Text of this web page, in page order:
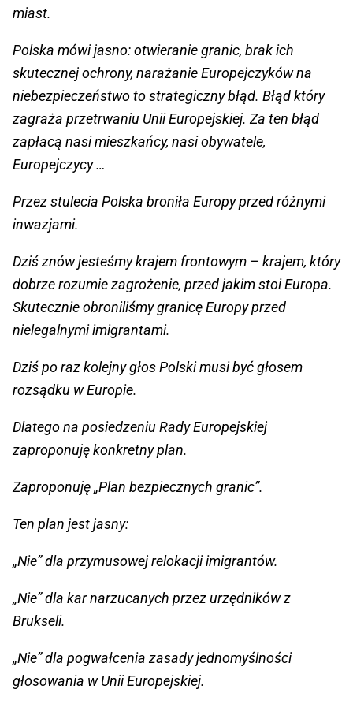
miast.
Polska mówi jasno: otwieranie granic, brak ich
skutecznej ochrony, narażanie Europejczyków na
niebezpieczeństwo to strategiczny błąd. Błąd który
zagraża przetrwaniu Unii Europejskiej. Za ten błąd
zapłacą nasi mieszkańcy, nasi obywatele,
Europejczycy …
Przez stulecia Polska broniła Europy przed różnymi
inwazjami.
Dziś znów jesteśmy krajem frontowym – krajem, który
dobrze rozumie zagrożenie, przed jakim stoi Europa.
Skutecznie obroniliśmy granicę Europy przed
nielegalnymi imigrantami.
Dziś po raz kolejny głos Polski musi być głosem
rozsądku w Europie.
Dlatego na posiedzeniu Rady Europejskiej
zaproponuję konkretny plan.
Zaproponuję „Plan bezpiecznych granic”.
Ten plan jest jasny:
„Nie” dla przymusowej relokacji imigrantów.
„Nie” dla kar narzucanych przez urzędników z
Brukseli.
„Nie” dla pogwałcenia zasady jednomyślności
głosowania w Unii Europejskiej.